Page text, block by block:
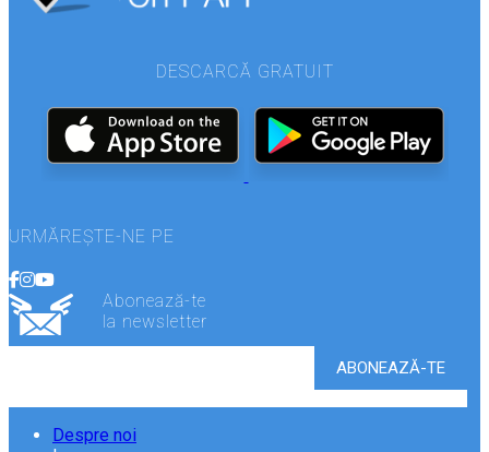
DESCARCĂ GRATUIT
URMĂREȘTE-NE PE
Abonează-te
la newsletter
Despre noi